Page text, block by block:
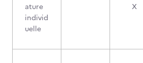
ature
individ
uelle
X